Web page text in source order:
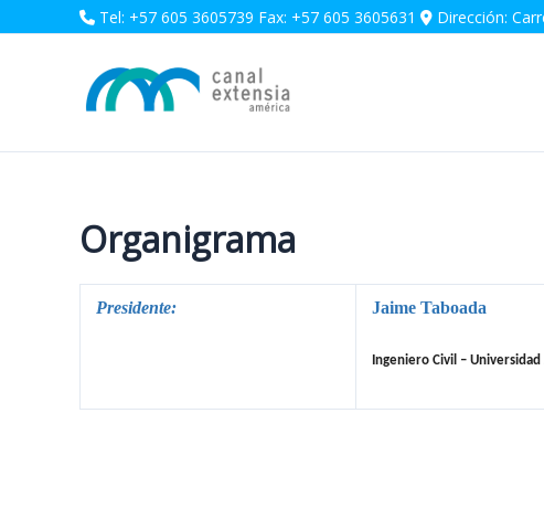
al
Tel: +57 605 3605739 Fax: +57 605 3605631 Dirección:
Organigrama
Presidente: Jaime Taboada
Ingeniero Civil – Universidad